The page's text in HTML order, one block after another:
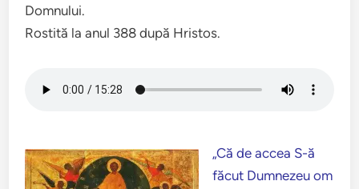
Domnului.
Rostită la anul 388 după Hristos.
„Că de accea S-ă
făcut Dumnezeu om